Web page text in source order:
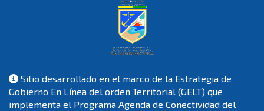
Sitio desarrollado en el marco de la Estrategia de
Gobierno En Línea del orden Territorial (GELT) que
implementa el Programa Agenda de Conectividad del